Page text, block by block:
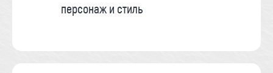
персонаж и стиль